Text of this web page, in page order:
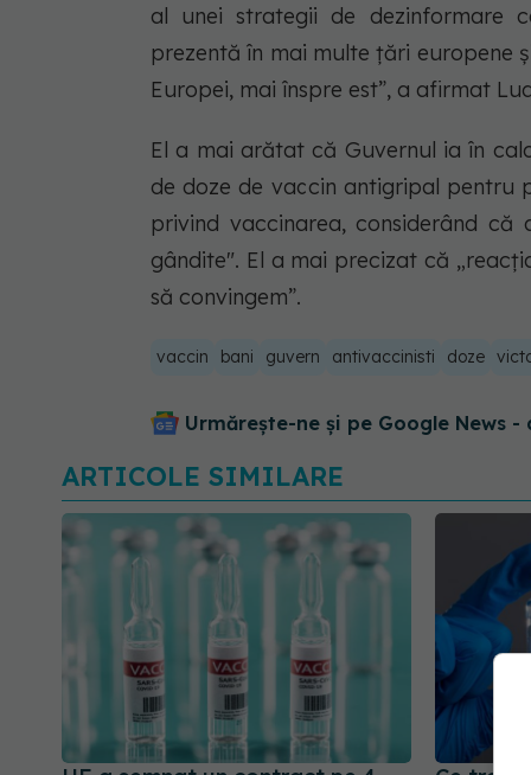
al unei strategii de dezinformare
prezentă în mai multe ţări europene
Europei, mai înspre est”, a afirmat
El a mai arătat că Guvernul ia în
de doze de vaccin antigripal pentru
privind vaccinarea, considerând
gândite". El a mai precizat că
să convingem”.
vaccin bani guvern antivaccinisti doze
Urmărește-ne și pe Google News -
ARTICOLE SIMILARE